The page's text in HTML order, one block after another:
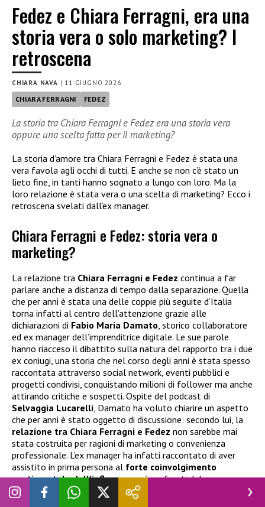
Fedez e Chiara Ferragni, era una
storia vera o solo marketing? I
retroscena
CHIARA NAVA | 11 GIUGNO 2026
CHIARA FERRAGNI FEDEZ
La storia tra Chiara Ferragni e Fedez era una storia vera
oppure una scelta fatta per il marketing?
La storia d’amore tra Chiara Ferragni e Fedez è stata una
vera favola agli occhi di tutti. E anche se non c’è stato un
lieto fine, in tanti hanno sognato a lungo con loro. Ma la
loro relazione è stata vera o una scelta di marketing? Ecco i
retroscena svelati dall’ex manager.
Chiara Ferragni e Fedez: storia vera o
marketing?
La relazione tra Chiara Ferragni e Fedez continua a far
parlare anche a distanza di tempo dalla separazione. Quella
che per anni è stata una delle coppie più seguite d’Italia
torna infatti al centro dell’attenzione grazie alle
dichiarazioni di Fabio Maria Damato , storico collaboratore
ed ex manager dell’imprenditrice digitale. Le sue parole
hanno riacceso il dibattito sulla natura del rapporto tra i due
ex coniugi, una storia che nel corso degli anni è stata spesso
raccontata attraverso social network, eventi pubblici e
progetti condivisi, conquistando milioni di follower ma anche
attirando critiche e sospetti. Ospite del podcast di
Selvaggia Lucarelli , Damato ha voluto chiarire un aspetto
che per anni è stato oggetto di discussione: secondo lui, la
relazione tra Chiara Ferragni e Fedez non sarebbe mai
stata costruita per ragioni di marketing o convenienza
professionale. L’ex manager ha infatti raccontato di aver
assistito in prima persona al forte coinvolgimento
sentimentale dell’influencernei confronti del rapper.
“Chiara era innamorata persa di Federico, ha lottato per stare
con lui
“, ha dichiarato.